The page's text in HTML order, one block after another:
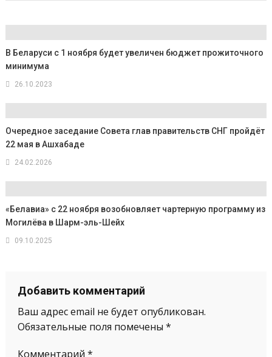
В Беларуси с 1 ноября будет увеличен бюджет прожиточного
минимума
26.10.2023
Очередное заседание Совета глав правительств СНГ пройдёт
22 мая в Ашхабаде
24.02.2026
«Белавиа» с 22 ноября возобновляет чартерную программу из
Могилёва в Шарм-эль-Шейх
09.10.2025
Добавить комментарий
Ваш адрес email не будет опубликован.
Обязательные поля помечены *
Комментарий *